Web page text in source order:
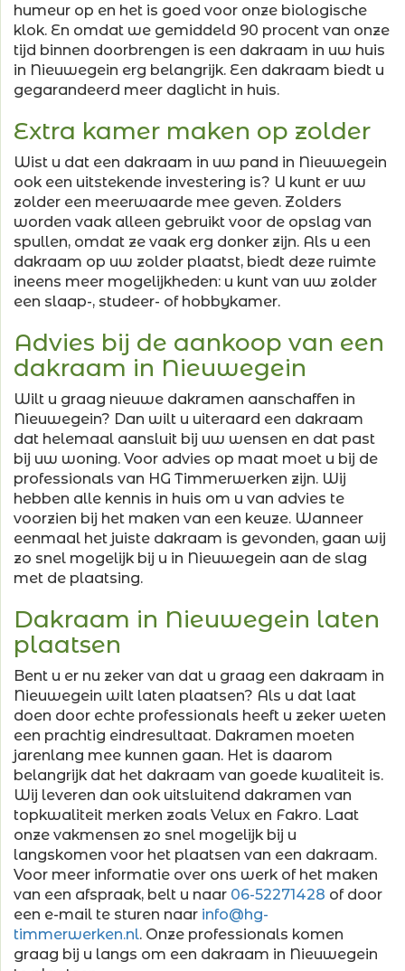
humeur op en het is goed voor onze biologische
klok. En omdat we gemiddeld 90 procent van onze
tijd binnen doorbrengen is een dakraam in uw huis
in Nieuwegein erg belangrijk. Een dakraam biedt u
gegarandeerd meer daglicht in huis.
Extra kamer maken op zolder
Wist u dat een dakraam in uw pand in Nieuwegein
ook een uitstekende investering is? U kunt er uw
zolder een meerwaarde mee geven. Zolders
worden vaak alleen gebruikt voor de opslag van
spullen, omdat ze vaak erg donker zijn. Als u een
dakraam op uw zolder plaatst, biedt deze ruimte
ineens meer mogelijkheden: u kunt van uw zolder
een slaap-, studeer- of hobbykamer.
Advies bij de aankoop van een
dakraam in Nieuwegein
Wilt u graag nieuwe dakramen aanschaffen in
Nieuwegein? Dan wilt u uiteraard een dakraam
dat helemaal aansluit bij uw wensen en dat past
bij uw woning. Voor advies op maat moet u bij de
professionals van HG Timmerwerken zijn. Wij
hebben alle kennis in huis om u van advies te
voorzien bij het maken van een keuze. Wanneer
eenmaal het juiste dakraam is gevonden, gaan wij
zo snel mogelijk bij u in Nieuwegein aan de slag
met de plaatsing.
Dakraam in Nieuwegein laten
plaatsen
Bent u er nu zeker van dat u graag een dakraam in
Nieuwegein wilt laten plaatsen? Als u dat laat
doen door echte professionals heeft u zeker weten
een prachtig eindresultaat. Dakramen moeten
jarenlang mee kunnen gaan. Het is daarom
belangrijk dat het dakraam van goede kwaliteit is.
Wij leveren dan ook uitsluitend dakramen van
topkwaliteit merken zoals Velux en Fakro. Laat
onze vakmensen zo snel mogelijk bij u
langskomen voor het plaatsen van een dakraam.
Voor meer informatie over ons werk of het maken
van een afspraak, belt u naar 06-52271428 of door
een e-mail te sturen naar info@hg-
timmerwerken.nl. Onze professionals komen
graag bij u langs om een dakraam in Nieuwegein